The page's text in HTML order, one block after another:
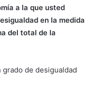
a la que usted
en la medida
del total de la
de desigualdad